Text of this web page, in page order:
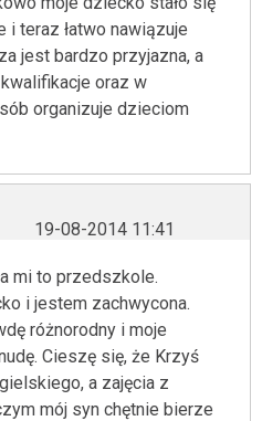
teraz łatwo nawiązuje
jest bardzo przyjazna, a
oraz w
organizuje dzieciom
19-08-2014 11:41
mi to przedszkole.
i jestem zachwycona.
różnorodny i moje
Cieszę się, że Krzyś
a zajęcia z
mój syn chętnie bierze